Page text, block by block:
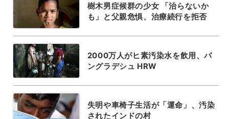
樹木男症候群の少女 「治らないか
も」と父親危惧、治療続行を拒否
2000万人がヒ素汚染水を飲用、バ
ングラデシュ HRW
失明や車椅子生活が「運命」、汚染
されたインドの村